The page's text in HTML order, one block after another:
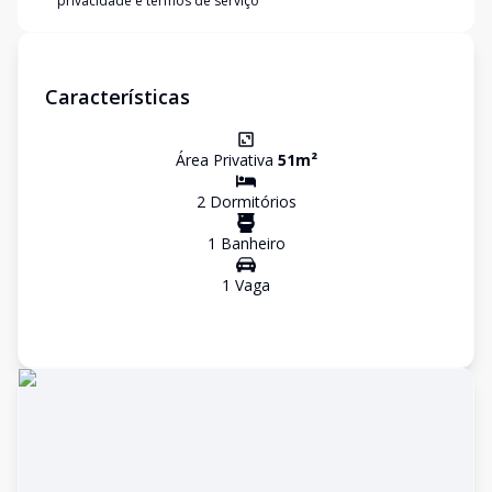
Características
Área Privativa 51m²
2Dormitórios
1 Banheiro
1 Vaga